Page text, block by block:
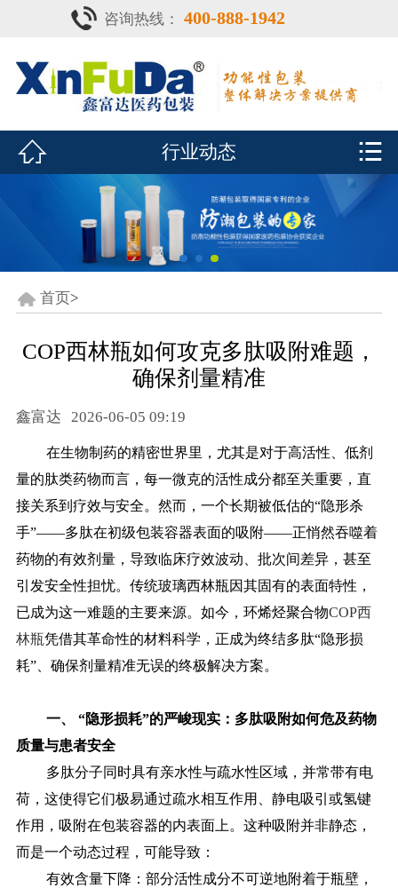
 首页
产品中心
鑫富达资质
行业动态
联系我们
CDE查询
咨询热线： 400-888-1942
 行业动态 
首页>
COP西林瓶如何攻克多肽吸附难题，
确保剂量精准
鑫富达 2026-06-05 09:19
在生物制药的精密世界里，尤其是对于高活性、低剂
量的肽类药物而言，每一微克的活性成分都至关重要，直
接关系到疗效与安全。然而，一个长期被低估的“隐形杀
手”——多肽在初级包装容器表面的吸附——正悄然吞噬着
药物的有效剂量，导致临床疗效波动、批次间差异，甚至
引发安全性担忧。传统玻璃西林瓶因其固有的表面特性，
已成为这一难题的主要来源。如今，环烯烃聚合物COP西
林瓶凭借其革命性的材料科学，正成为终结多肽“隐形损
耗”、确保剂量精准无误的终极解决方案。
一、
“隐形损耗”的严峻现实：多肽吸附如何危及药物
质量与患者安全
多肽分子同时具有亲水性与疏水性区域，并常带有电
荷，这使得它们极易通过疏水相互作用、静电吸引或氢键
作用，吸附在包装容器的内表面上。这种吸附并非静态，
而是一个动态过程，可能导致：
有效含量下降：部分活性成分不可逆地附着于瓶壁，